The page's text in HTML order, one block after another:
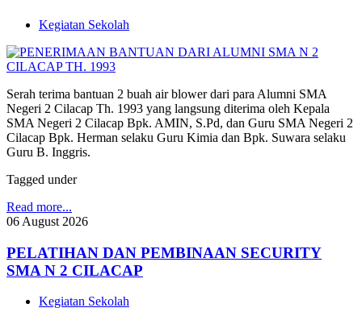
Kegiatan Sekolah
Serah terima bantuan 2 buah air blower dari para Alumni SMA
Negeri 2 Cilacap Th. 1993 yang langsung diterima oleh Kepala
SMA Negeri 2 Cilacap Bpk. AMIN, S.Pd, dan Guru SMA Negeri 2
Cilacap Bpk. Herman selaku Guru Kimia dan Bpk. Suwara selaku
Guru B. Inggris.
Tagged under
Read more...
06 August 2026
PELATIHAN DAN PEMBINAAN SECURITY
SMA N 2 CILACAP
Kegiatan Sekolah